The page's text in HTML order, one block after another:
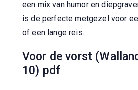
een mix van humor en
is de perfecte metgezel voor
of een lange reis.
Voor de vorst
10) pdf